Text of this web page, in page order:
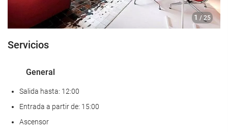
1 / 25
Servicios
General
Salida hasta: 12:00
Entrada a partir de: 15:00
Ascensor